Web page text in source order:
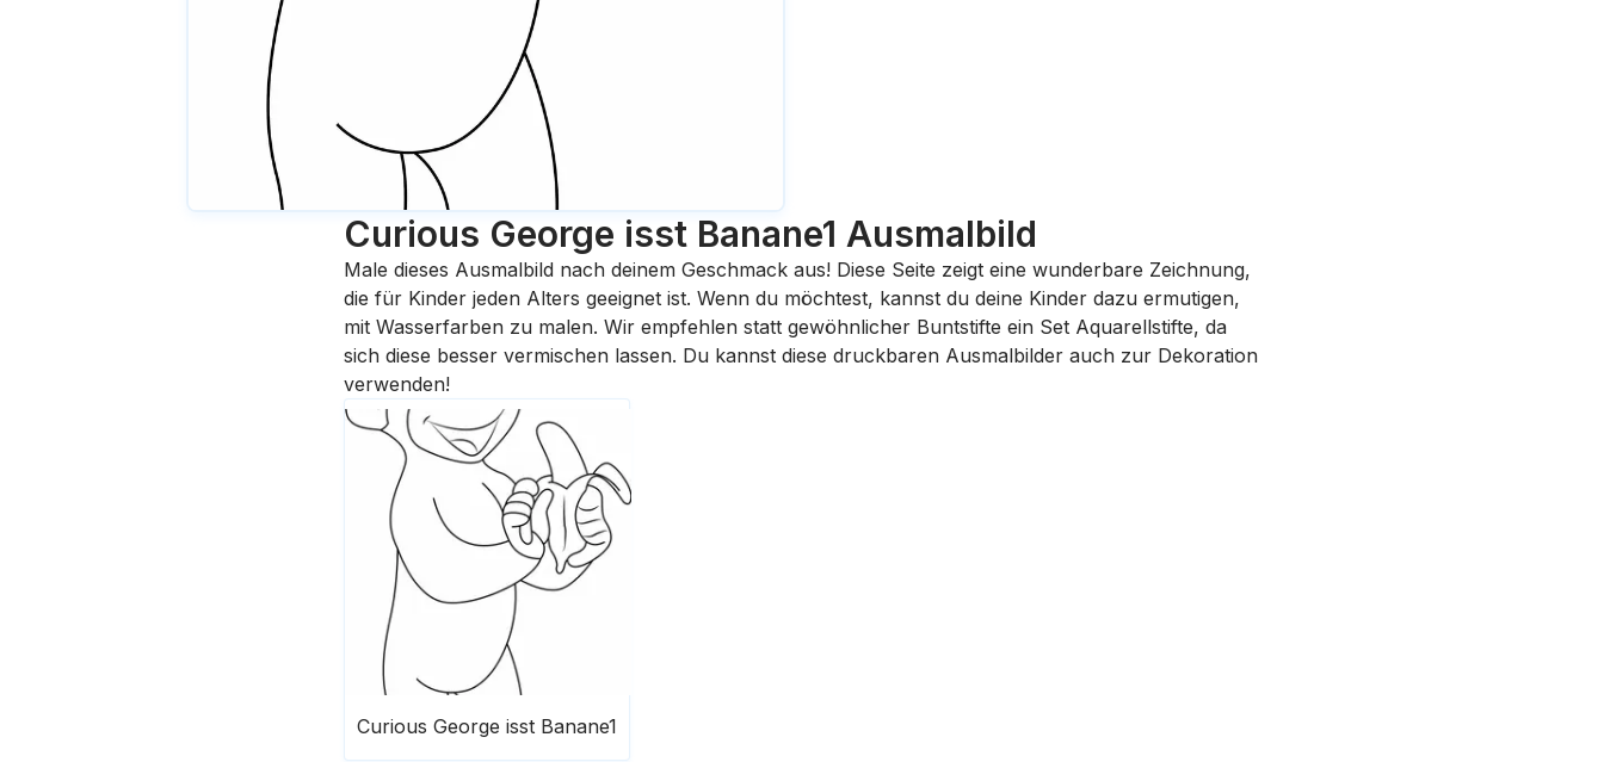
Curious George isst Banane1 Ausmalbild
Male dieses Ausmalbild nach deinem Geschmack aus! Diese Seite zeigt eine wunderbare Zeichnung,
die für Kinder jeden Alters geeignet ist. Wenn du möchtest, kannst du deine Kinder dazu ermutigen,
mit Wasserfarben zu malen. Wir empfehlen statt gewöhnlicher Buntstifte ein Set Aquarellstifte, da
sich diese besser vermischen lassen. Du kannst diese druckbaren Ausmalbilder auch zur Dekoration
verwenden!
Curious George isst Banane1